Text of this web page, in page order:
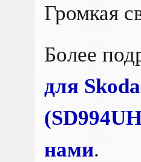
Громкая
Более
для
нами.